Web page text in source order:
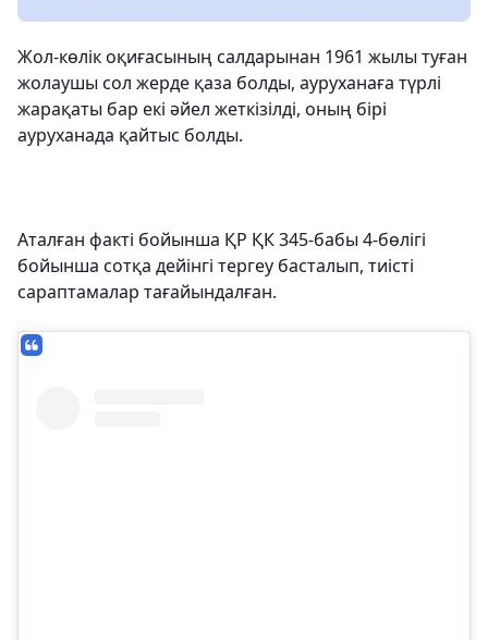
Жол-көлік оқиғасының салдарынан 1961 жылы туған
жолаушы сол жерде қаза болды, ауруханаға түрлі
жарақаты бар екі әйел жеткізілді, оның бірі
ауруханада қайтыс болды.
Аталған факті бойынша ҚР ҚК 345-бабы 4-бөлігі
бойынша сотқа дейінгі тергеу басталып, тиісті
сараптамалар тағайындалған.